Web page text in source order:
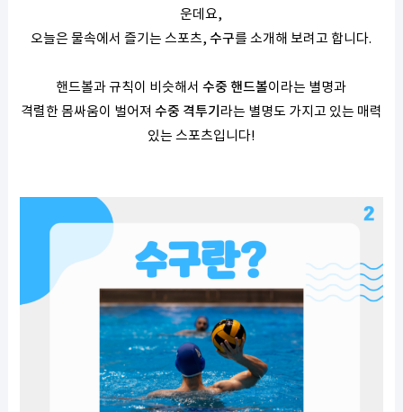
운데요,
오늘은 물속에서 즐기는 스포츠,수구를 소개해 보려고 합니다.
핸드볼과 규칙이 비슷해서수중 핸드볼이라는 별명과
격렬한 몸싸움이 벌어져 수중 격투기 라는 별명도 가지고 있는 매력
있는 스포츠입니다!